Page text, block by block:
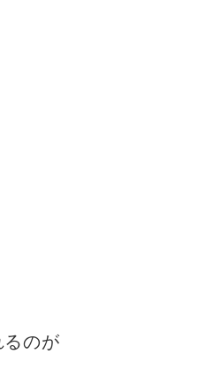
るのが